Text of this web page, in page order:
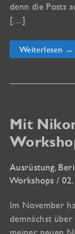
denn die Posts
[…]
Venezianisches
Leben
Weiterlesen →
Mit
Ausrüstung,
Workshops /
Im November
demnächst